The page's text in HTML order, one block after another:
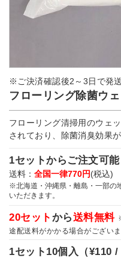
※ご決済確認後2～3日で発
フローリング除菌ウ
フローリング清掃用のウェ
されており、除菌消臭効果が
1セットからご注文可能
送料： 全国一律770円(税込)
※北海道・沖縄県・離島・一部の
いただきます。
20セット から送料無料
途配送料がかかる場合がございま
1セット10個入（¥110